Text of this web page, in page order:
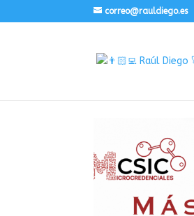
correo@rauldiego.es